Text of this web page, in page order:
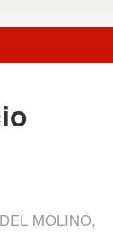
MOLINO,